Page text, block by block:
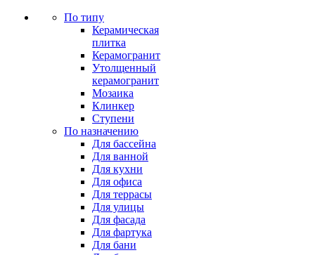
По типу
Керамическая
плитка
Керамогранит
Утолщенный
керамогранит
Мозаика
Клинкер
Ступени
По назначению
Для бассейна
Для ванной
Для кухни
Для офиса
Для террасы
Для улицы
Для фасада
Для фартука
Для бани